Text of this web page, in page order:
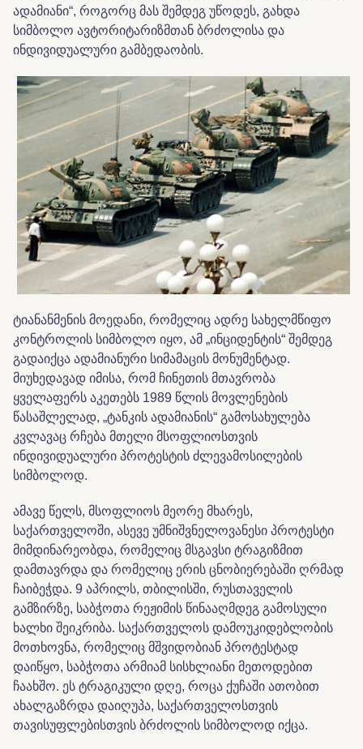
ადამიანი“, როგორც მას შემდეგ უწოდეს, გახდა
სიმბოლო ავტორიტარიზმთან ბრძოლისა და
ინდივიდუალური გამბედაობის.
ტიანანმენის მოედანი, რომელიც ადრე სახელმწიფო
კონტროლის სიმბოლო იყო, ამ „ინციდენტის“ შემდეგ
გადაიქცა ადამიანური სიმამაცის მონუმენტად.
მიუხედავად იმისა, რომ ჩინეთის მთავრობა
ყველაფერს აკეთებს 1989 წლის მოვლენების
წასაშლელად, „ტანკის ადამიანის“ გამოსახულება
კვლავაც რჩება მთელი მსოფლიოსთვის
ინდივიდუალური პროტესტის ძლევამოსილების
სიმბოლოდ.
ამავე წელს, მსოფლიოს მეორე მხარეს,
საქართველოში, ასევე უმნიშვნელოვანესი პროტესტი
მიმდინარეობდა, რომელიც მსგავსი ტრაგიზმით
დამთავრდა და რომელიც ერის ცნობიერებაში ღრმად
ჩაიბეჭდა. 9 აპრილს, თბილისში, რუსთაველის
გამზირზე, საბჭოთა რეჟიმის წინააღმდეგ გამოსული
ხალხი შეიკრიბა. საქართველოს დამოუკიდებლობის
მოთხოვნა, რომელიც მშვიდობიან პროტესტად
დაიწყო, საბჭოთა არმიამ სისხლიანი მეთოდებით
ჩაახშო. ეს ტრაგიკული დღე, როცა ქუჩაში ათობით
ახალგაზრდა დაიღუპა, საქართველოსთვის
თავისუფლებისთვის ბრძოლის სიმბოლოდ იქცა.